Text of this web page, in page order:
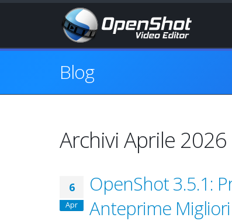
Blog
Archivi Aprile 2026
6
Apr
OpenShot 3.5.1:
Anteprime Migliori